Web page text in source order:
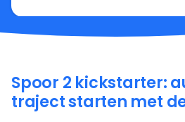
Spoor 2 kickstarter:
traject starten met